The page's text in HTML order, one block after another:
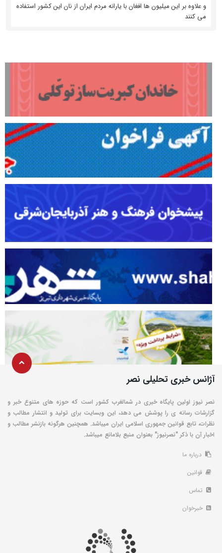
و علاوه بر این میلیون ها افغان با یارانه مردم ایران از نان این کشور استفاده
می کنند
آژانس خبری تحلیلی نصر
نصر نیوز اولین پایگاه خبری در شمالغرب کشور است که حوزه های متنوع خبر و
گزارشات رسانه ی را پوشش می دهد، این وبسایت برای تولید و انتشار مطالب و
نظرات، تابع قوانین جمهوری اسلامی ایران میباشد. همچنین هرگونه بازنشر مطالب و
اخبار آن با ذکر "نصرنیوز" بعنوان منبع بلامانع میباشد.
درباره ما
قوانین
تماس
خبرخوان